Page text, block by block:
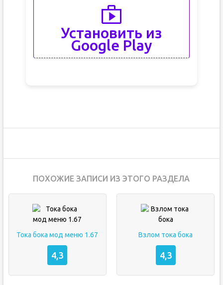
Установить из
Google Play
ПОХОЖИЕ ЗАПИСИ ИЗ ЭТОГО РАЗДЕЛА
Тока бока мод меню 1.67
4,3
Взлом тока бока
4,3